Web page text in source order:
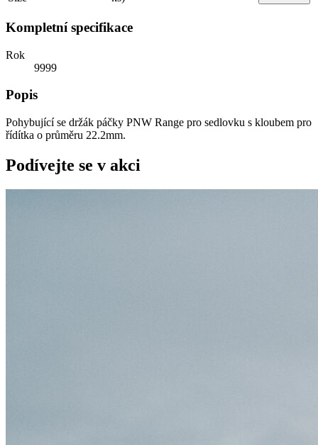
Kompletní specifikace
Rok
9999
Popis
Pohybující se držák páčky PNW Range pro sedlovku s kloubem pro
řídítka o průměru 22.2mm.
Podívejte se v akci